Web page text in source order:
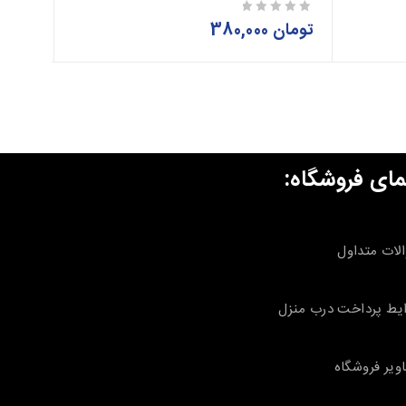
تومان
فروشگاه:
متداول
پرداخت درب منزل
فروشگاه